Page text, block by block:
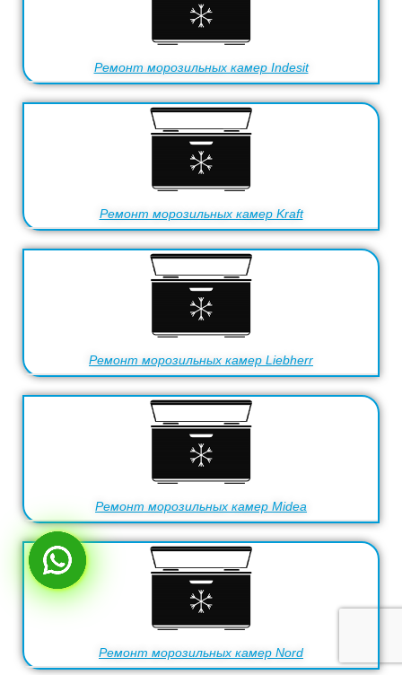
Ремонт морозильных камер Indesit
Ремонт морозильных камер Kraft
Ремонт морозильных камер Liebherr
Ремонт морозильных камер Midea
Ремонт морозильных камер Nord